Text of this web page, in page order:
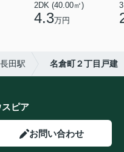
2DK (40.00㎡)
4.3万円
長田駅 名倉町２丁目戸建
ピア
お問い合わせ